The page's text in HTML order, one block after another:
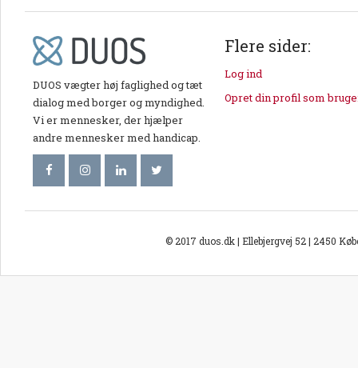
DUOS vægter høj faglighed og tæt
dialog med borger og myndighed.
Vi er mennesker, der hjælper
andre mennesker med handicap.
Flere sider:
Log ind
Opret din profil som
© 2017 duos.dk | Ellebjergvej 52 | 2450